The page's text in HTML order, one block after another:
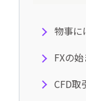
物事に
FXの始
CFD取